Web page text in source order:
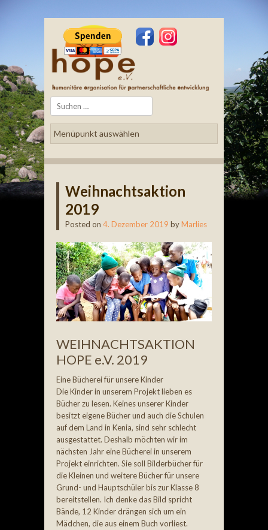
Search
Weihnachtsaktion
2019
Posted on 4. Dezember 2019 byMarlies
WEIHNACHTSAKTION
HOPE e.V. 2019
Eine Bücherei für unsere Kinder
Die Kinder in unserem Projekt lieben es
Bücher zu lesen. Keines unserer Kinder
besitzt eigene Bücher und auch die Schulen
auf dem Land in Kenia, sind sehr schlecht
ausgestattet. Deshalb möchten wir im
nächsten Jahr eine Bücherei in unserem
Projekt einrichten. Sie soll Bilderbücher für
die Kleinen und weitere Bücher für unsere
Grund- und Hauptschüler bis zur Klasse 8
bereitstellen. Ich denke das Bild spricht
Bände, 12 Kinder drängen sich um ein
Mädchen, die aus einem Buch vorliest.